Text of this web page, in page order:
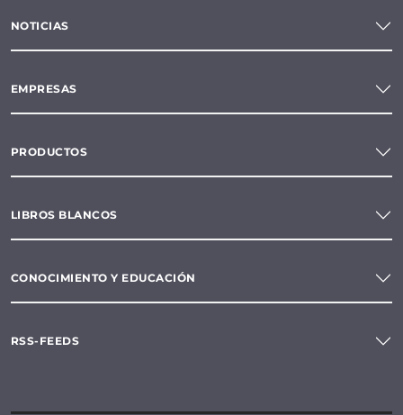
NOTICIAS
EMPRESAS
PRODUCTOS
LIBROS BLANCOS
CONOCIMIENTO Y EDUCACIÓN
RSS-FEEDS